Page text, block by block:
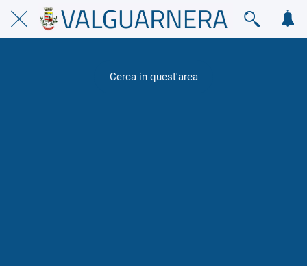
Cerca in quest'area